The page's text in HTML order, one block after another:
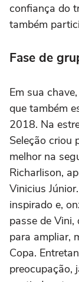
confiança do
também
Fase de
Em sua
que também
2018. Na
Seleção criou
melhor na
Richarlison,
Vinicius
inspirado e,
passe de
para ampliar,
Copa.
preocupação,